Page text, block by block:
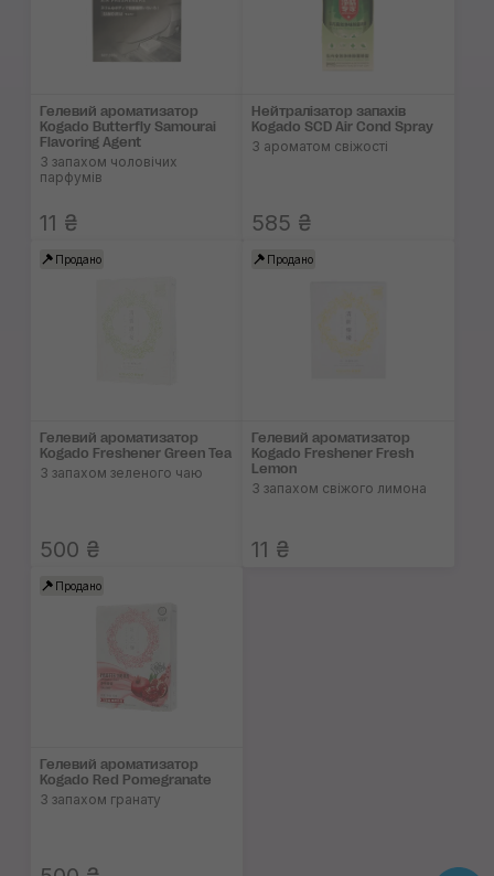
Гелевий ароматизатор
Kogado Butterfly Samourai
Flavoring Agent
З запахом чоловічих
парфумів
11 ₴
Нейтралізатор запахів
Kogado SCD Air Cond Spray
З ароматом свіжості
585 ₴
Продано
Гелевий ароматизатор
Kogado Freshener Green Tea
З запахом зеленого чаю
500 ₴
Продано
Гелевий ароматизатор
Kogado Freshener Fresh
Lemon
З запахом свіжого лимона
11 ₴
Продано
Гелевий ароматизатор
Kogado Red Pomegranate
З запахом гранату